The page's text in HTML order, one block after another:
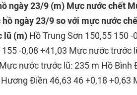
ngày 23/9 (m) Mực nước chết
ngày 23/9 so với mực nước
lũ (m) Hồ Trung Sơn 150,55 150
-0,08 +41,03 Mực nước trước
nước trước lũ: 235 m Hồ Bình
Điền 46,63 46 +0,18 +0,63